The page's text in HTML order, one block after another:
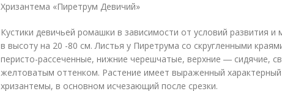
Хризантема «Пиретрум Девичий»
Кустики девичьей ромашки в зависимости от условий развития и
в высоту на 20 -80 см. Листья у Пиретрума со скругленными
перисто-рассеченные, нижние черешчатые, верхние ― сидячие,
желтоватым оттенком. Растение имеет выраженный
хризантемы, в основном исчезающий после срезки.